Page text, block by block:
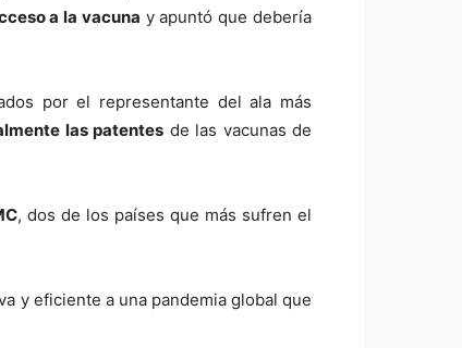
a la vacuna y apuntó que debería
por el representante del ala más
las patentes de las vacunas de
, dos de los países que más sufren el
y eficiente a una pandemia global que